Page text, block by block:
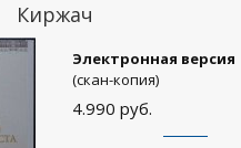
Киржач
Электронная версия
(скан-копия)
4.990 руб.